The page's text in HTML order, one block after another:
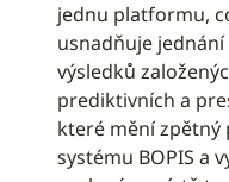
jednu platformu,
usnadňuje
výsledků
prediktivních a
které mění zpětný
systému BOPIS a